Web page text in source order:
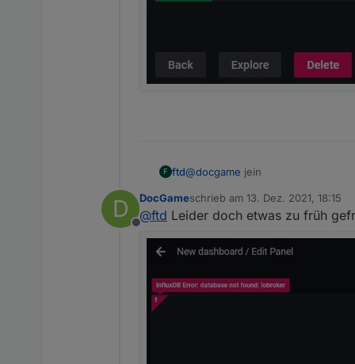
F ftd@docgame jein
Oben: Das Wort Token, dahinter
123456654321
D
Offline
DocGameschrieb am 13. Dez. 2021, 18:15
zuletzt editiert von
@ftd Leider doch etwas zu früh